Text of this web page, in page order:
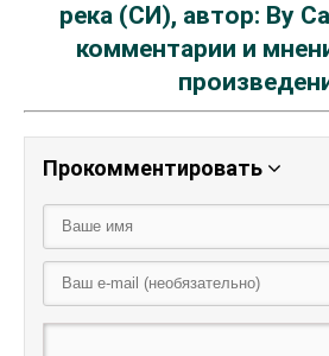
река (СИ), автор: Ву
комментарии и
Прокомментировать